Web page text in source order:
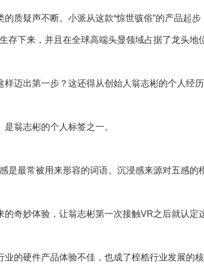
的质疑声不断。小派从这款“惊世骇俗”的产品起
存下来，并且在全球高端头显领域占据了龙头地
样迈出第一步？这还得从创始人翁志彬的个人经历
是翁志彬的个人标签之一。
是最常被用来形容的词语。沉浸感来源对五感的
的奇妙体验，让翁志彬第一次接触VR之后就认定
业的硬件产品体验不佳，也成了桎梏行业发展的